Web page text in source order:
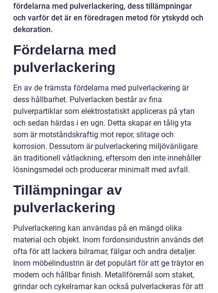
fördelarna med pulverlackering, dess tillämpningar
och varför det är en föredragen metod för ytskydd och
dekoration.
Fördelarna med
pulverlackering
En av de främsta fördelarna med pulverlackering är
dess hållbarhet. Pulverlacken består av fina
pulverpartiklar som elektrostatiskt appliceras på ytan
och sedan härdas i en ugn. Detta skapar en tålig yta
som är motståndskraftig mot repor, slitage och
korrosion. Dessutom är pulverlackering miljövänligare
än traditionell våtlackning, eftersom den inte innehåller
lösningsmedel och producerar minimalt med avfall.
Tillämpningar av
pulverlackering
Pulverlackering kan användas på en mängd olika
material och objekt. Inom fordonsindustrin används det
ofta för att lackera bilramar, fälgar och andra detaljer.
Inom möbelindustrin är det populärt för att ge träytor en
modern och hållbar finish. Metallföremål som staket,
grindar och cykelramar kan också pulverlackeras för att